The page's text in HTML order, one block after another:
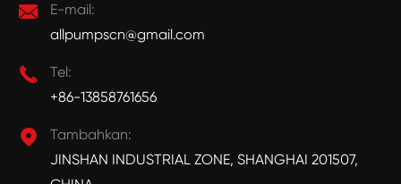

E-mail:
allpumpscn@gmail.com

Tel:
+86-13858761656

Tambahkan:
JINSHAN INDUSTRIAL ZONE, SHANGHAI 201507,